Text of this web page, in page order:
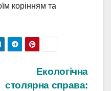
корінням та
Екологічна
столярна справа: